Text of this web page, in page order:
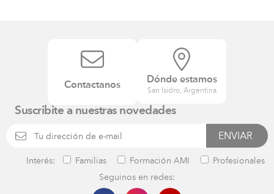
Contactanos
Dónde estamos
San Isidro, Argentina
Suscribite a nuestras novedades
Interés: Familias Formación AMI
Profesionales
Seguinos en redes: